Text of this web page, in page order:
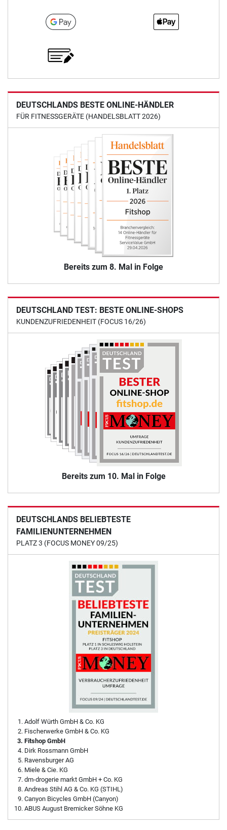
DEUTSCHLANDS BESTE ONLINE-HÄNDLER
FÜR FITNESSGERÄTE (HANDELSBLATT 2026)
Bereits zum 8. Mal in Folge
DEUTSCHLAND TEST: BESTE ONLINE-SHOPS
KUNDENZUFRIEDENHEIT (FOCUS 16/26)
Bereits zum 10. Mal in Folge
DEUTSCHLANDS BELIEBTESTE
FAMILIENUNTERNEHMEN
PLATZ 3 (FOCUS MONEY 09/25)
Adolf Würth GmbH & Co. KG
Fischerwerke GmbH & Co. KG
Fitshop GmbH
Dirk Rossmann GmbH
Ravensburger AG
Miele & Cie. KG
dm-drogerie markt GmbH + Co. KG
Andreas Stihl AG & Co. KG (STIHL)
Canyon Bicycles GmbH (Canyon)
ABUS August Bremicker Söhne KG